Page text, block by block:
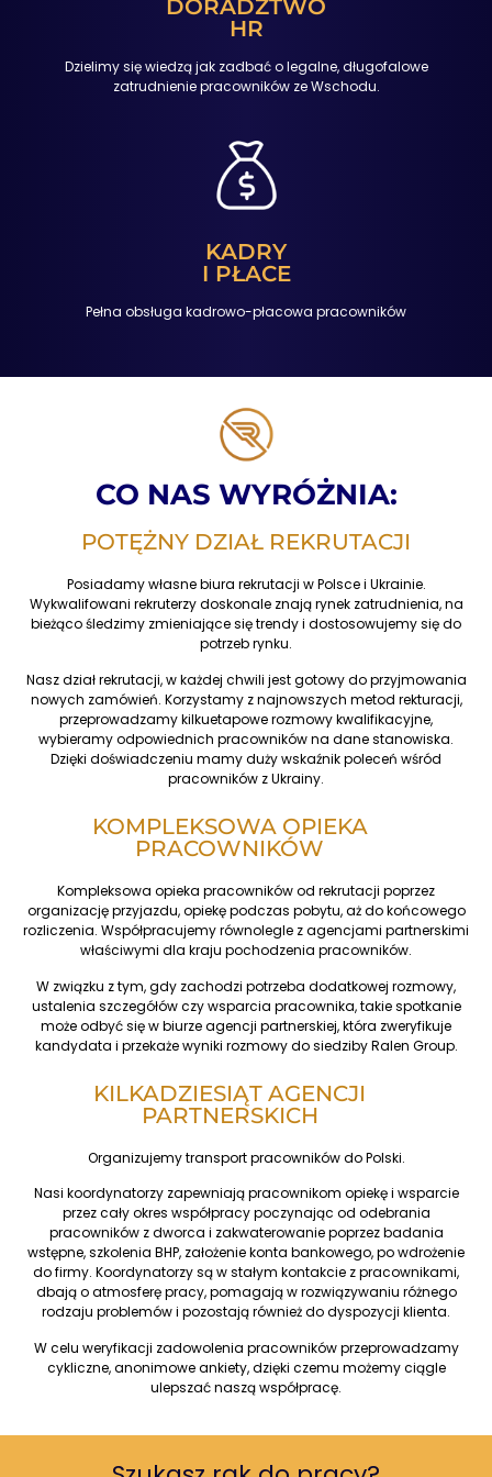
DORADZTWO
HR
Dzielimy się wiedzą jak zadbać o legalne, długofalowe
zatrudnienie pracowników ze Wschodu.
KADRY
I PŁACE
Pełna obsługa kadrowo-płacowa pracowników
CO NAS WYRÓŻNIA:
POTĘŻNY DZIAŁ REKRUTACJI
Posiadamy własne biura rekrutacji w Polsce i Ukrainie.
Wykwalifowani rekruterzy doskonale znają rynek zatrudnienia, na
bieżąco śledzimy zmieniające się trendy i dostosowujemy się do
potrzeb rynku.
Nasz dział rekrutacji, w każdej chwili jest gotowy do przyjmowania
nowych zamówień. Korzystamy z najnowszych metod rekturacji,
przeprowadzamy kilkuetapowe rozmowy kwalifikacyjne,
wybieramy odpowiednich pracowników na dane stanowiska.
Dzięki doświadczeniu mamy duży wskaźnik poleceń wśród
pracowników z Ukrainy.
KOMPLEKSOWA OPIEKA
PRACOWNIKÓW
Kompleksowa opieka pracowników od rekrutacji poprzez
organizację przyjazdu, opiekę podczas pobytu, aż do końcowego
rozliczenia. Współpracujemy równolegle z agencjami partnerskimi
właściwymi dla kraju pochodzenia pracowników.
W związku z tym, gdy zachodzi potrzeba dodatkowej rozmowy,
ustalenia szczegółów czy wsparcia pracownika, takie spotkanie
może odbyć się w biurze agencji partnerskiej, która zweryfikuje
kandydata i przekaże wyniki rozmowy do siedziby Ralen Group.
KILKADZIESIĄT AGENCJI
PARTNERSKICH
Organizujemy transport pracowników do Polski.
Nasi koordynatorzy zapewniają pracownikom opiekę i wsparcie
przez cały okres współpracy poczynając od odebrania
pracowników z dworca i zakwaterowanie poprzez badania
wstępne, szkolenia BHP, założenie konta bankowego, po wdrożenie
do firmy. Koordynatorzy są w stałym kontakcie z pracownikami,
dbają o atmosferę pracy, pomagają w rozwiązywaniu różnego
rodzaju problemów i pozostają również do dyspozycji klienta.
W celu weryfikacji zadowolenia pracowników przeprowadzamy
cykliczne, anonimowe ankiety, dzięki czemu możemy ciągle
ulepszać naszą współpracę.